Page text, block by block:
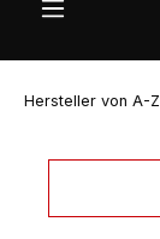
Hersteller von A-Z